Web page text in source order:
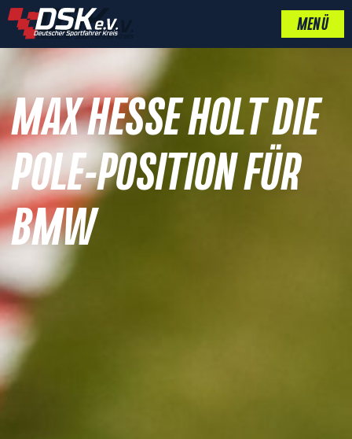
MENÜ
MAX HESSE HOLT DIE
POLE-POSITION FÜR
BMW